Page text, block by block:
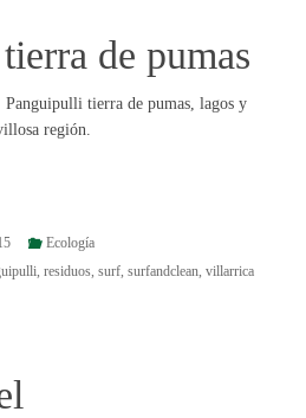
de pumas
Panguipulli tierra de pumas, lagos y
región.
Ecología
, residuos, surf, surfandclean, villarrica